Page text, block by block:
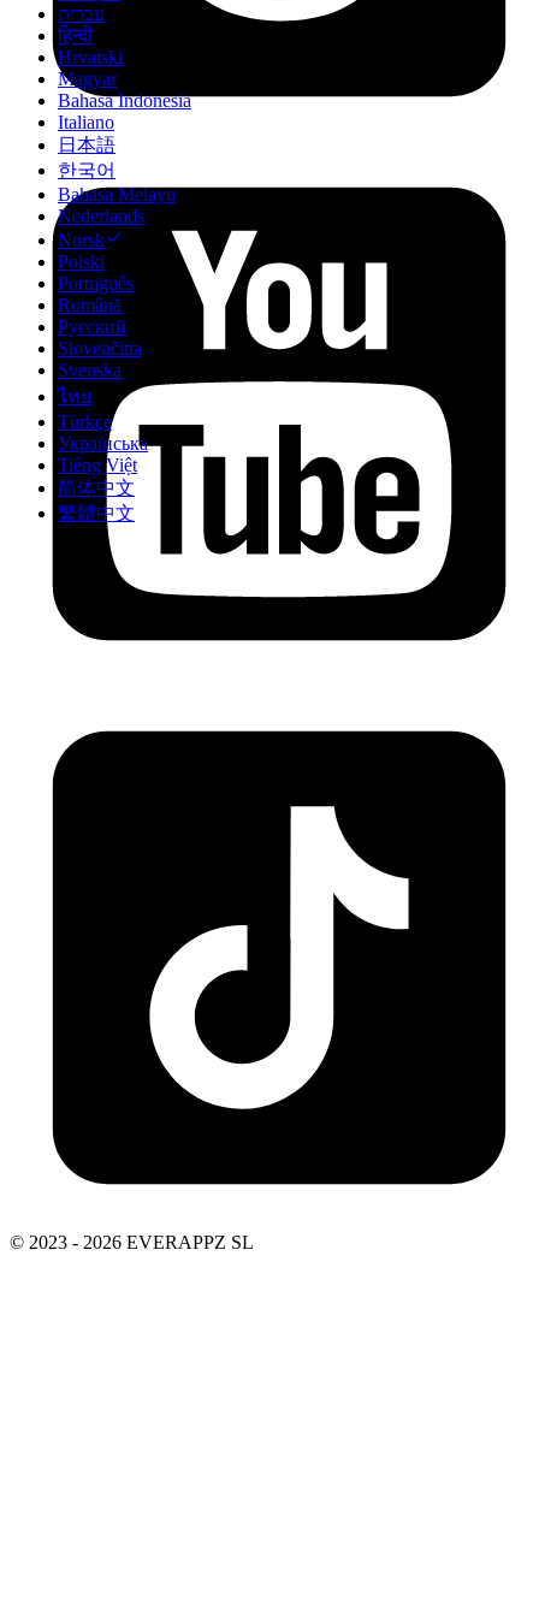
עברית
हिन्दी
Hrvatski
Magyar
Bahasa Indonesia
Italiano
日本語
한국어
Bahasa Melayu
Nederlands
Norsk
Polski
Português
Română
Русский
Slovenčina
Svenska
ไทย
Türkçe
Українська
Tiếng Việt
简体中文
繁體中文
© 2023 - 2026 EVERAPPZ SL